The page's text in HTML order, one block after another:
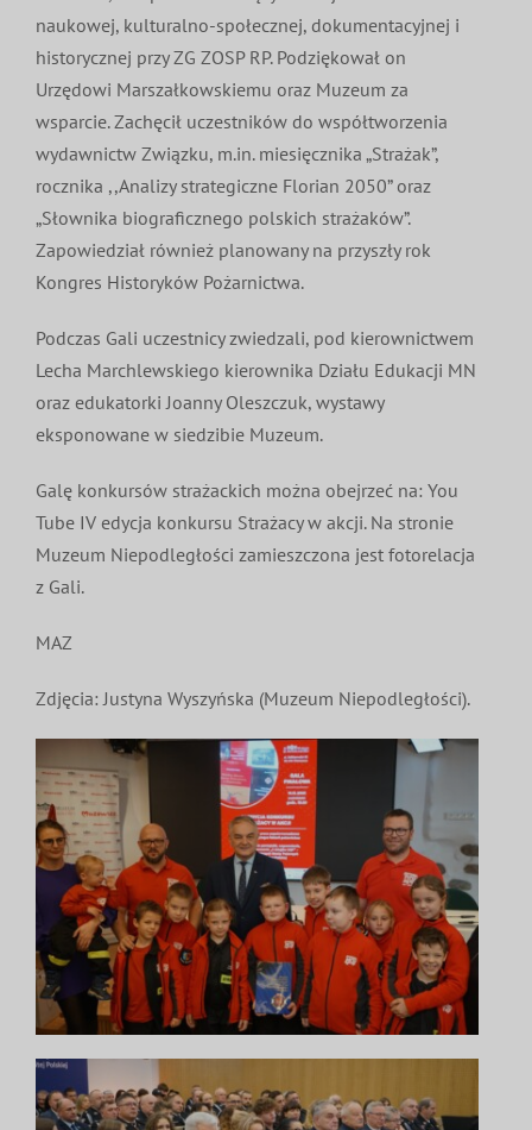
naukowej, kulturalno-społecznej, dokumentacyjnej i
historycznej przy ZG ZOSP RP. Podziękował on
Urzędowi Marszałkowskiemu oraz Muzeum za
wsparcie. Zachęcił uczestników do współtworzenia
wydawnictw Związku, m.in. miesięcznika „Strażak”,
rocznika ,,Analizy strategiczne Florian 2050” oraz
„Słownika biograficznego polskich strażaków”.
Zapowiedział również planowany na przyszły rok
Kongres Historyków Pożarnictwa.
Podczas Gali uczestnicy zwiedzali, pod kierownictwem
Lecha Marchlewskiego kierownika Działu Edukacji MN
oraz edukatorki Joanny Oleszczuk, wystawy
eksponowane w siedzibie Muzeum.
Galę konkursów strażackich można obejrzeć na: You
Tube IV edycja konkursu Strażacy w akcji. Na stronie
Muzeum Niepodległości zamieszczona jest fotorelacja
z Gali.
MAZ
Zdjęcia: Justyna Wyszyńska (Muzeum Niepodległości).